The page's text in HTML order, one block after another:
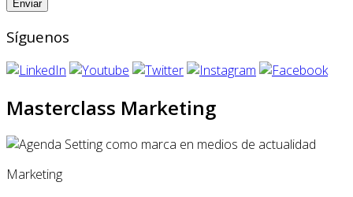
Síguenos
Masterclass Marketing
Marketing